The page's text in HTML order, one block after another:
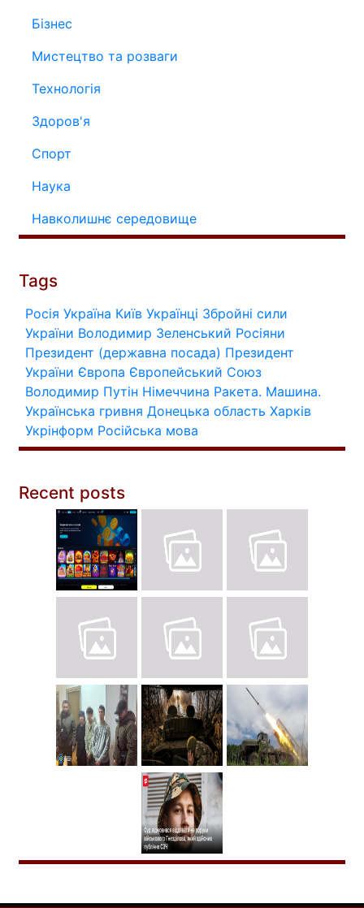
Бізнес
Мистецтво та розваги
Технологія
Здоров'я
Спорт
Наука
Навколишнє середовище
Tags
Росія Україна Київ Українці Збройні сили
України Володимир Зеленський Росіяни
Президент (державна посада) Президент
України Європа Європейський Союз
Володимир Путін Німеччина Ракета. Машина.
Українська гривня Донецька область Харків
Укрінформ Російська мова
Recent posts